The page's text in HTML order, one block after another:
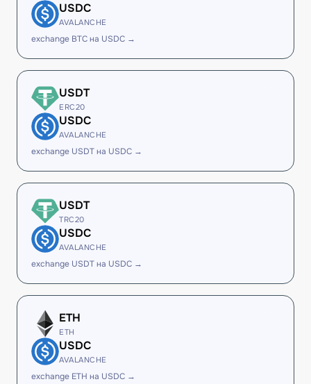
USDC
AVALANCHE
exchange BTC на USDC →
USDT
ERC20
USDC
AVALANCHE
exchange USDT на USDC →
USDT
TRC20
USDC
AVALANCHE
exchange USDT на USDC →
ETH
ETH
USDC
AVALANCHE
exchange ETH на USDC →